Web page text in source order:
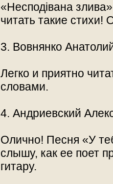
«Несподівана
читать такие стихи!
3. Вовнянко
Легко и приятно
словами.
4. Андриевский
Олично! Песня «У
слышу, как ее поет
гитару.